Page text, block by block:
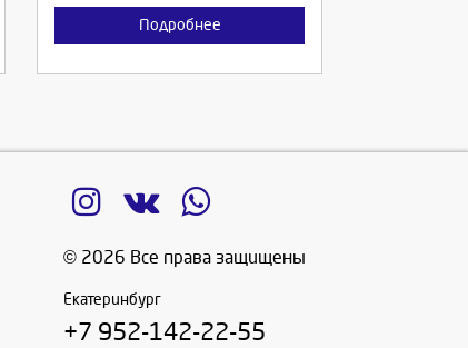
Подробнее
© 2026 Все права защищены
Екатеринбург
+7 952-142-22-55